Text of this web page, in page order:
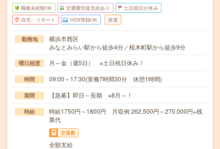
職種未経験OK 交通費別途支給あり 土日祝日が休み
在宅・リモート WEB登録OK 派遣
勤務地
横浜市西区
みなとみらい駅から徒歩4分／桜木町駅から徒歩9分
曜日頻度 月～金（週5日） ※土日祝日休み！
時間 09:00～17:30(実働7時間30分 休憩1時間)
期間 【急募】即日～長期 ※8月～！
時給
時給1750円～1800円 月収例 262,500円～270,000円+残
業代
交通費
全額支給